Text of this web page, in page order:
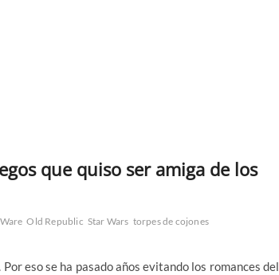
que quiso ser amiga de los
Old Republic Star Wars torpes de cojones
eso se ha pasado años evitando los romances del